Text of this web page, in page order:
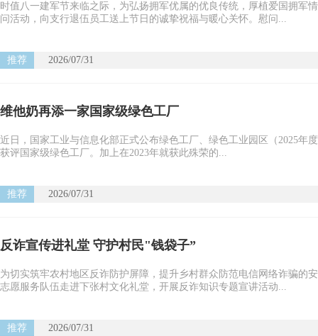
时值八一建军节来临之际，为弘扬拥军优属的优良传统，厚植爱国拥军
问活动，向支行退伍员工送上节日的诚挚祝福与暖心关怀。慰问...
推荐 2026/07/31
维他奶再添一家国家级绿色工厂
近日，国家工业与信息化部正式公布绿色工厂、绿色工业园区（2025年
获评国家级绿色工厂。加上在2023年就获此殊荣的...
推荐 2026/07/31
反诈宣传进礼堂 守护村民"钱袋子”
为切实筑牢农村地区反诈防护屏障，提升乡村群众防范电信网络诈骗的
志愿服务队伍走进下张村文化礼堂，开展反诈知识专题宣讲活动...
推荐 2026/07/31